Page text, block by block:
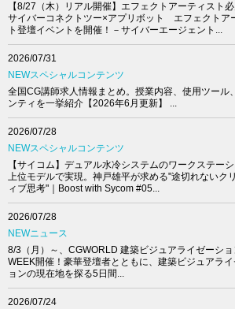
【8/27（木）リアル開催】エフェクトアーティスト
サイバーコネクトツー×アプリボット エフェクトア
ト登壇イベントを開催！－サイバーエージェント...
2026/07/31
NEWスペシャルコンテンツ
全国CG講師求人情報まとめ。授業内容、使用ツール
ンティを一挙紹介【2026年6月更新】 ...
2026/07/28
NEWスペシャルコンテンツ
【サイコム】デュアル水冷システムのワークステー
上位モデルで実現。神戸雄平が求める"途切れないク
ィブ思考"｜Boost with Sycom #05...
2026/07/28
NEWニュース
8/3（月）～、CGWORLD 建築ビジュアライゼーショ
WEEK開催！豪華登壇者とともに、建築ビジュアライ
ョンの現在地を探る5日間...
2026/07/24